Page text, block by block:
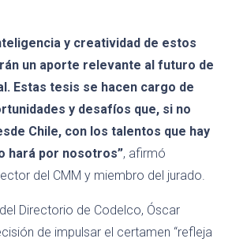
y creatividad de estos
un aporte relevante al futuro de
Estas tesis se hacen cargo de
y desafíos que, si no
Chile, con los talentos que hay
hará por nosotros”, afirmó
del CMM y miembro del jurado.
Directorio de Codelco, Óscar
de impulsar el certamen “refleja